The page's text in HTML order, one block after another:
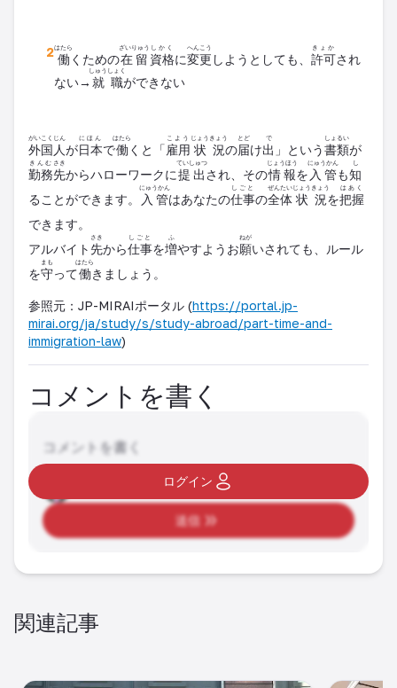
働
はたら
くための在留
ざいりゅう
資格
しかく
に変更
へんこう
しようとしても、 許可
きょか
され
ない→ 就職
しゅうしょく
ができない
外国人
がいこくじん
が日本
にほん
で働
はたら
くと「雇用
こよう
状況
じょうきょう
の届
とど
け出
で
」という書類
しょるい
が
勤務
きんむ
先
さき
からハローワークに提出
ていしゅつ
され、その情報
じょうほう
を 入管
にゅうかん
も知
し
ることができます。 入管
にゅうかん
はあなたの仕事
しごと
の全体
ぜんたい
状況
じょうきょう
を把握
はあく
できます。
アルバイト先
さき
から仕事
しごと
を増
ふ
やすようお願
ねが
いされても、ルール
を守
まも
って働
はたら
きましょう。
参照元：JP-MIRAIポータル (https://portal.jp-
mirai.org/ja/study/s/study-abroad/part-time-and-
immigration-law)
コメントを書く
コメントを書く
送信
ログイン
関連記事